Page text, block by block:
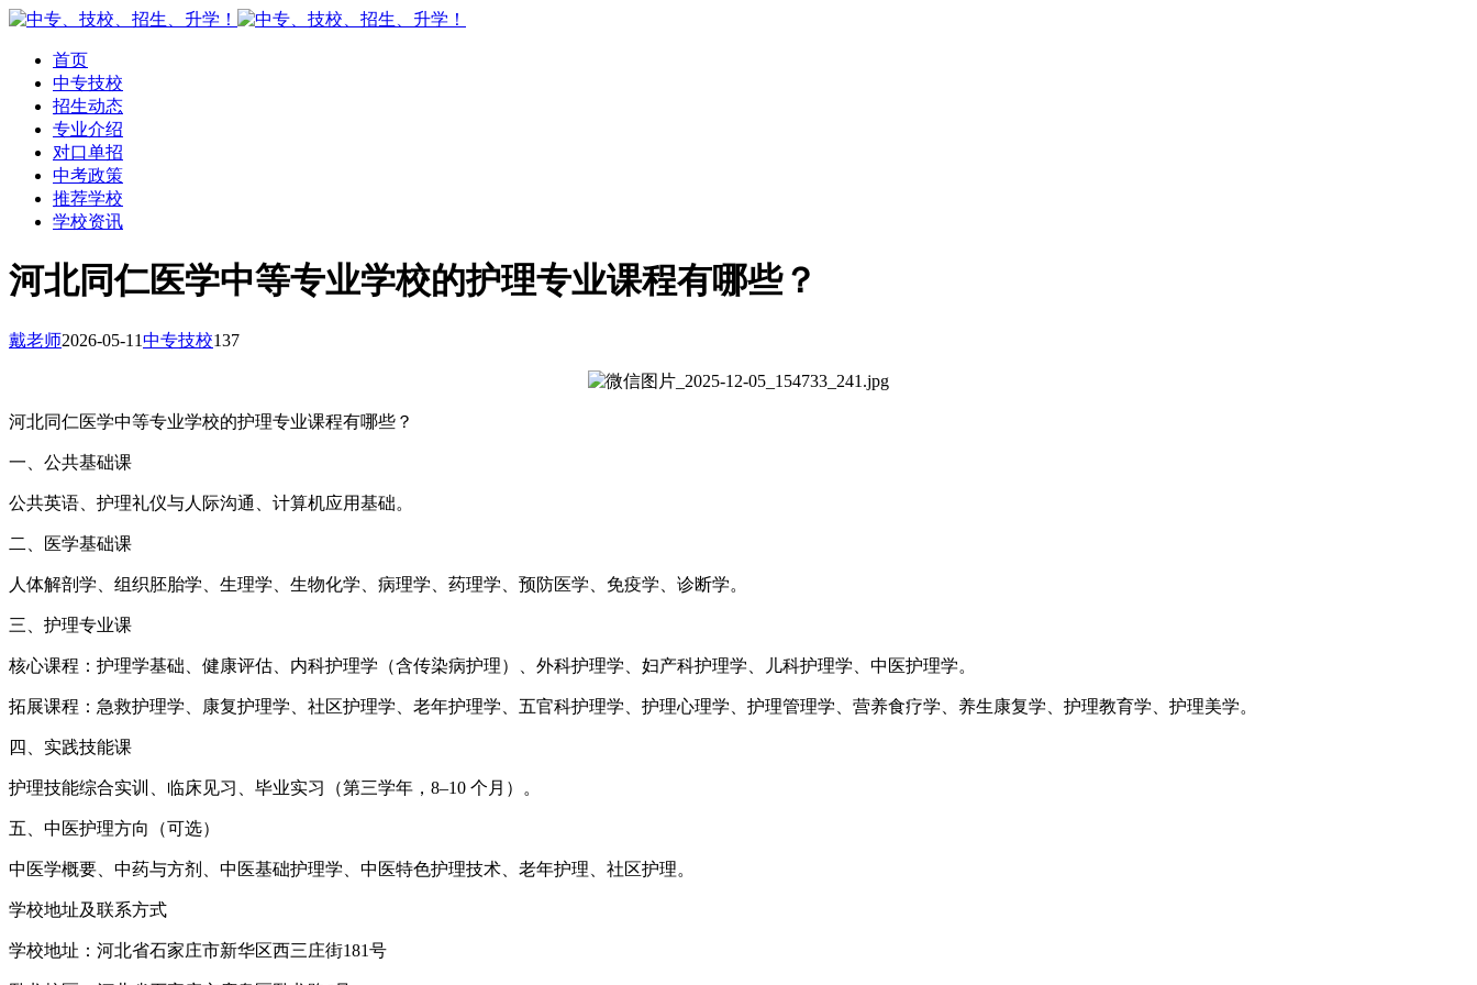
首页
中专技校
招生动态
专业介绍
对口单招
中考政策
推荐学校
学校资讯
河北同仁医学中等专业学校的护理专业课程有哪些？
戴老师2026-05-11中专技校137
河北同仁医学中等专业学校的护理专业课程有哪些？
一、公共基础课
公共英语、护理礼仪与人际沟通、计算机应用基础。
二、医学基础课
人体解剖学、组织胚胎学、生理学、生物化学、病理学、药理学、预防医学、免疫学、诊断学。
三、护理专业课
核心课程：护理学基础、健康评估、内科护理学（含传染病护理）、外科护理学、妇产科护理学、儿科护理学、中医护理学。
拓展课程：急救护理学、康复护理学、社区护理学、老年护理学、五官科护理学、护理心理学、护理管理学、营养食疗学、养生康复学、护理教育学、护理美学。
四、实践技能课
护理技能综合实训、临床见习、毕业实习（第三学年，8–10 个月）。
五、中医护理方向（可选）
中医学概要、中药与方剂、中医基础护理学、中医特色护理技术、老年护理、社区护理。
学校地址及联系方式
学校地址：河北省石家庄市新华区西三庄街181号